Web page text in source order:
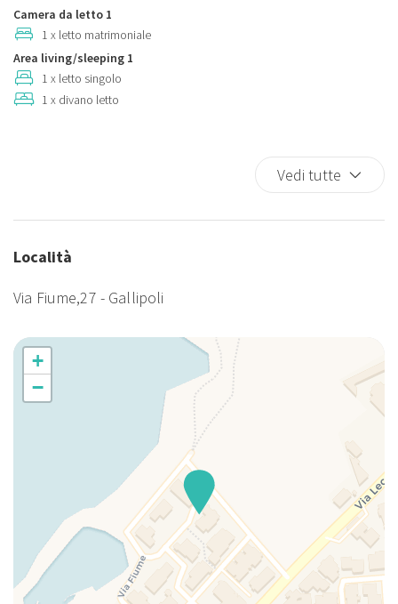
Parcheggio a pagamento in loco
Piatti e ciotole
TV
TV
Camera da letto 1
1 x letto matrimoniale
Area living/sleeping 1
1 x letto singolo
1 x divano letto
Vedi tutte
Località
Via Fiume,27 - Gallipoli
+
−